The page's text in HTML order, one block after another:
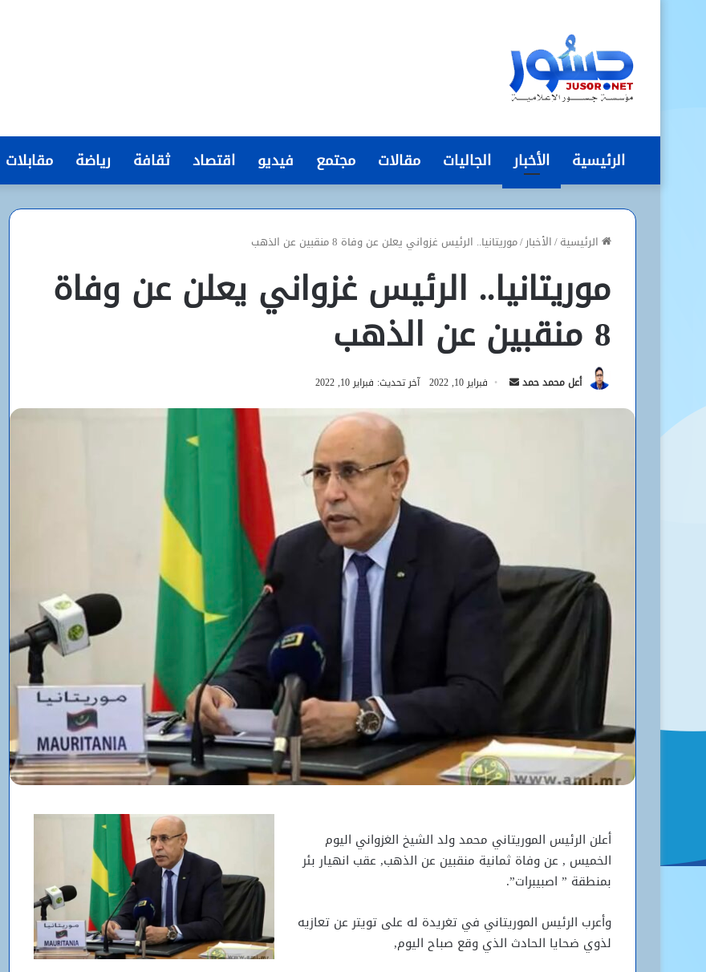
الرئيسية الأخبار الجاليات مقالات مجتمع فيديو اقتصاد ثقافة رياضة مقابلات
الرئيسية/الأخبار/موريتانيا.. الرئيس غزواني يعلن عن وفاة 8 منقبين عن الذهب
موريتانيا.. الرئيس غزواني يعلن عن وفاة
8 منقبين عن الذهب
أعل محمد حمد
أرسل فبراير 10, 2022 آخر تحديث: فبراير 10, 2022
أعلن الرئيس الموريتاني محمد ولد الشيخ الغزواني اليوم
الخميس , عن وفاة ثمانية منقبين عن الذهب, عقب انهيار بئر
بمنطقة ” اصبيبرات”.
وأعرب الرئيس الموريتاني في تغريدة له على تويتر عن تعازيه
لذوي ضحايا الحادث الذي وقع صباح اليوم,